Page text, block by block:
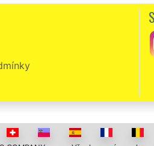
se jim dalo vytknout. Jejich postoj je
stěhování několika pokojů naší
Skutečně jsme vybrali skvěle. I my
svých služeb je něco, co se v tuté